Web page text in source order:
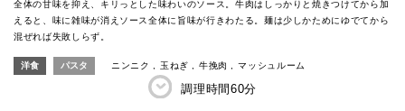
全体の甘味を抑え、キリっとした味わいのソース。牛肉はしっかりと焼きつけてから加
えると、味に雑味が消えソース全体に旨味が行きわたる。麺は少しかためにゆでてから
混ぜれば失敗しらず。
洋食 パスタ ニンニク 玉ねぎ 牛挽肉 マッシュルーム
調理時間60分